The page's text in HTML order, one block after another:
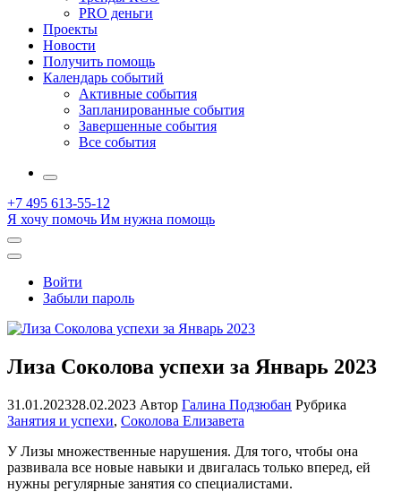
PRO деньги
Проекты
Новости
Получить помощь
Календарь событий
Активные события
Запланированные события
Завершенные события
Все события
More
+7 495 613-55-12
Я хочу помочь Им нужна помощь
Открыть
поиск
Профиль
Войти
Забыли пароль
Лиза Соколова успехи за Январь 2023
31.01.202328.02.2023 Автор Галина Подзюбан Рубрика
Занятия и успехи, Соколова Елизавета
У Лизы множественные нарушения. Для того, чтобы она
развивала все новые навыки и двигалась только вперед, ей
нужны регулярные занятия со специалистами.